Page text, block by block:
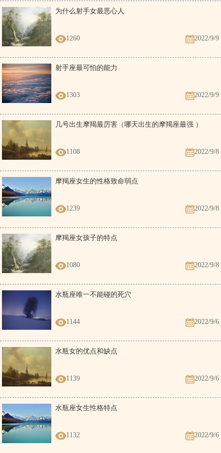
为什么射手女最恶心人
1260 2022/9/9
射手座最可怕的能力
1303 2022/9/9
几号出生摩羯最厉害（哪天出生的摩羯座最强 ）
1108 2022/9/8
摩羯座女生的性格致命弱点
1239 2022/9/8
摩羯座女孩子的特点
1080 2022/9/8
水瓶座唯一不能碰的死穴
1144 2022/9/6
水瓶女的优点和缺点
1139 2022/9/6
水瓶座女生性格特点
1132 2022/9/6